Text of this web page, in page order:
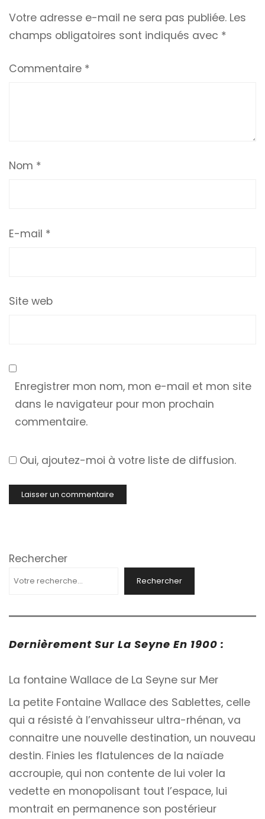
Votre adresse e-mail ne sera pas publiée. Les
champs obligatoires sont indiqués avec *
Commentaire *
Nom *
E-mail *
Site web
Enregistrer mon nom, mon e-mail et mon site
dans le navigateur pour mon prochain
commentaire.
Oui, ajoutez-moi à votre liste de diffusion.
Rechercher
Rechercher
Dernièrement Sur La Seyne En 1900 :
La fontaine Wallace de La Seyne sur Mer
La petite Fontaine Wallace des Sablettes, celle
qui a résisté à l’envahisseur ultra-rhénan, va
connaitre une nouvelle destination, un nouveau
destin. Finies les flatulences de la naïade
accroupie, qui non contente de lui voler la
vedette en monopolisant tout l’espace, lui
montrait en permanence son postérieur